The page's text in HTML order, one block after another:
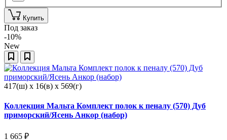
Купить
Под заказ
-10%
New
417(ш) x 16(в) x 569(г)
Коллекция Мальта Комплект полок к пеналу (570) Дуб
приморский/Ясень Анкор (набор)
1 665 ₽